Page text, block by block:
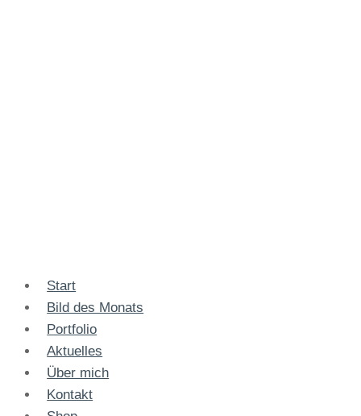
Start
Bild des Monats
Portfolio
Aktuelles
Über mich
Kontakt